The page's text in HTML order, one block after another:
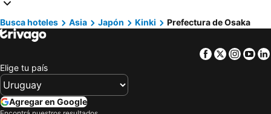
Hoteles en Rocha
Hoteles en España
Hoteles en Asunción
Hoteles en Salto
Hoteles en Bahamas
Hoteles en Colombia
Busca hoteles Asia Japón Kinki Prefectura de Osaka
Facebook
Twitter
Elige tu país
Agregar en Google